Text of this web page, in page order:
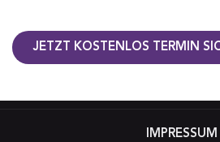
JETZT KOSTENLOS TERMIN
IMPRESSUM